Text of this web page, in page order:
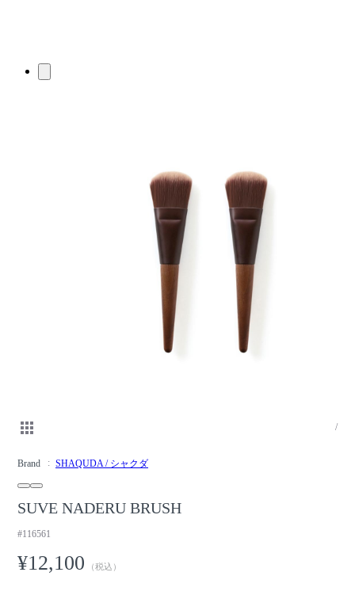
/
Brand SHAQUDA / シャクダ
SUVE NADERU BRUSH
#116561
¥12,100 （税込）